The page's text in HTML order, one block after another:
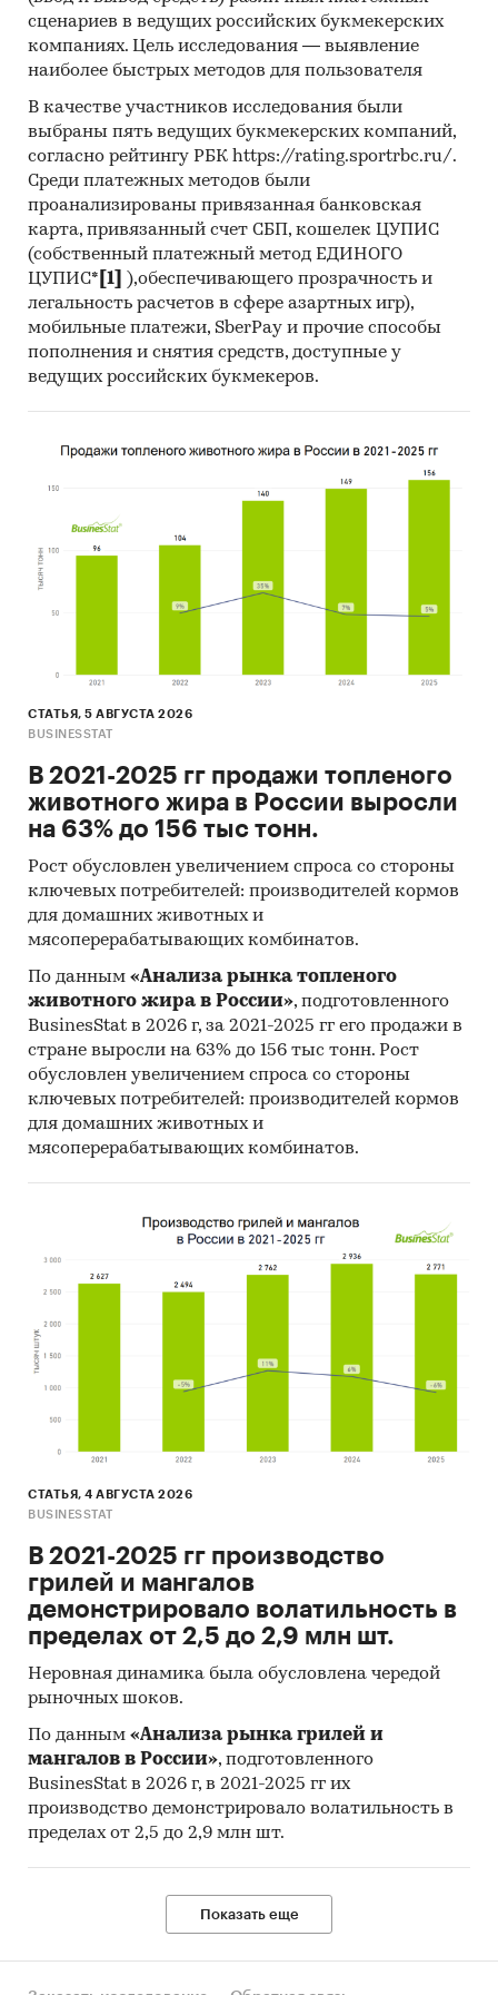
(качественный) контент-анализ интервью и
документов и (2) Квантитативный
(количественный) анализ с применением
наше агентство.
Контент-анализ выполняется в рамках
проведения Desk Research (кабинетное
исследование). В общем виде целью
кабинетного исследования является
проанализировать ситуацию на рынке
индустриальных ДВС и получить (рассчитать)
показатели, характеризующие его состояние в
настоящее время и в будущем.
Источники получения информации
службы РФ, ФСГС РФ (Росстат).
Материалы DataMonitor, EuroMonitor,
Eurostat.
Печатные и электронные деловые и
специализированные издания,
аналитические обзоры.
Экспертные опросы.
Материалы участников отечественного и
Результаты исследований маркетинговых и
консалтинговых агентств.
данных.
Результаты ценовых мониторингов.
Материалы и базы данных статистики ООН
(United Nations Statistics Division:
Commodity Trade Statistics, Industrial
Commodity Statistics, Food and Agriculture
Organization и др.).
Материалы Международного Валютного
Фонда (International Monetary Fund).
Материалы Всемирного банка (World Bank).
Материалы Организации экономического
сотрудничества и развития (Organization for
Economic Cooperation and Development).
Материалы International Trade Centre.
Материалы Index Mundi.
Процедура контент-анализа документов не
предполагает расчета объема выборочной
совокупности. Обработке и анализу подлежат
все доступные исследователю документы.
К отчету прилагается обработанная и
пригодная к дальнейшему использованию
база
данных с подробной информацией об
индустриальных ДВС.База включает в себя
большое число различных показателей:
Категория продукта
Месяц импорта/экспорта
сценариев в ведущих российских букмекерских
компаниях. Цель исследования — выявление
наиболее быстрых методов для пользователя
В качестве участников исследования были
выбраны пять ведущих букмекерских компаний,
согласно рейтингу РБК https://rating.sportrbc.ru/.
Среди платежных методов были
проанализированы привязанная банковская
карта, привязанный счет СБП, кошелек ЦУПИС
(собственный платежный метод ЕДИНОГО
ЦУПИС* [1]
),обеспечивающего прозрачность и
легальность расчетов в сфере азартных игр),
мобильные платежи, SberPay и прочие способы
пополнения и снятия средств, доступные у
ведущих российских букмекеров.
СТАТЬЯ, 5 АВГУСТА 2026
BUSINESSTAT
В 2021-2025 гг продажи топленого
животного жира в России выросли
на 63% до 156 тыс тонн.
Рост обусловлен увеличением спроса со стороны
ключевых потребителей: производителей кормов
для домашних животных и
мясоперерабатывающих комбинатов.
По данным «Анализа рынка топленого
животного жира в России», подготовленного
BusinesStat в 2026 г, за 2021-2025 гг его продажи в
стране выросли на 63% до 156 тыс тонн. Рост
обусловлен увеличением спроса со стороны
ключевых потребителей: производителей кормов
для домашних животных и
мясоперерабатывающих комбинатов.
СТАТЬЯ, 4 АВГУСТА 2026
BUSINESSTAT
В 2021-2025 гг производство
грилей и мангалов
демонстрировало волатильность в
пределах от 2,5 до 2,9 млн шт.
Неровная динамика была обусловлена чередой
рыночных шоков.
По данным «Анализа рынка грилей и
мангалов в России», подготовленного
BusinesStat в 2026 г, в 2021-2025 гг их
производство демонстрировало волатильность в
пределах от 2,5 до 2,9 млн шт.
Показать еще